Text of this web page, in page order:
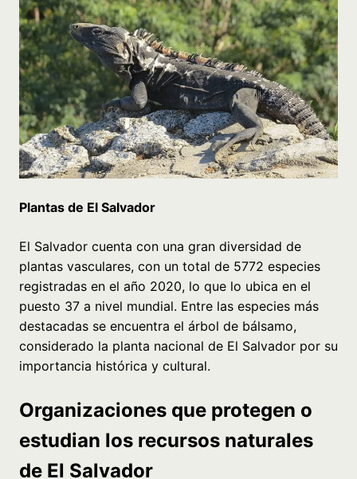
Plantas de El Salvador
El Salvador cuenta con una gran diversidad de
plantas vasculares, con un total de 5772 especies
registradas en el año 2020, lo que lo ubica en el
puesto 37 a nivel mundial. Entre las especies más
destacadas se encuentra el árbol de bálsamo,
considerado la planta nacional de El Salvador por su
importancia histórica y cultural.
Organizaciones que protegen o
estudian los recursos naturales
de El Salvador